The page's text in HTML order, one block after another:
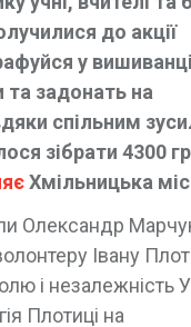
до акції
у
задонать на
спільним
зібрати 4300
Хмільницька
Олександр
Івану
і незалежність
Плотиці на